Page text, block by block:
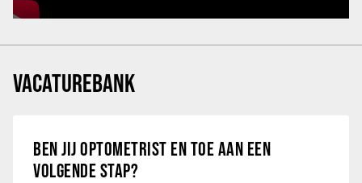
VACATUREBANK
BEN JIJ OPTOMETRIST EN TOE AAN EEN
VOLGENDE STAP?